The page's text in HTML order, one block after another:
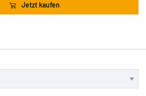
Jetzt kaufen